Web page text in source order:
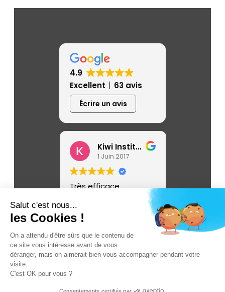
Salut c'est nous...
les Cookies !
On a attendu d'être sûrs que le contenu de
ce site vous intéresse avant de vous
déranger, mais on aimerait bien vous accompagner pendant votre
visite...
C'est OK pour vous ?
Consentements certifiés par
4.9
Excellent
63 avis
Écrire un avis
à
lancer ma
et je ne
! Leur
Kiwi Institute
1 Juin 2017
Très efficace,
pragmatique. Un bon
suivi et une équipe
réactive.
Une
très
place
logo,
Lire la suite
© VCOMK